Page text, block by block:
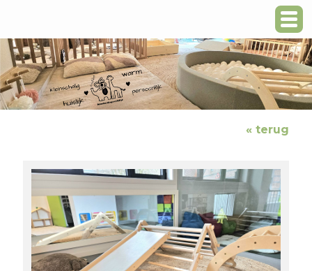
« terug